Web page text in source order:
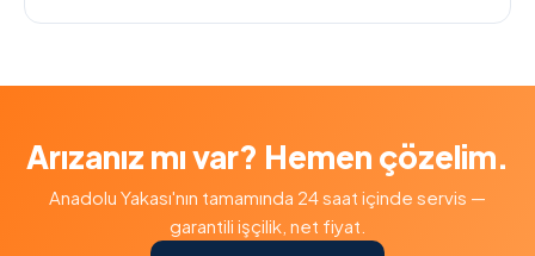
Arızanız mı var? Hemen çözelim.
Anadolu Yakası'nın tamamında 24 saat içinde servis —
garantili işçilik, net fiyat.